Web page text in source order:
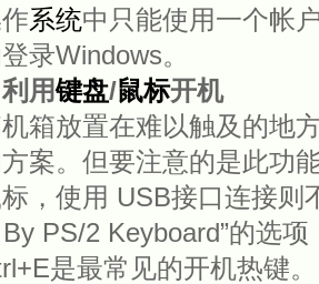
系统中只能使用一个帐
录Windows。
用键盘/鼠标开机
放置在难以触及的地
案。但要注意的是此功
，使用 USB接口连接则
PS/2 Keyboard”的选
是最常见的开机热键。